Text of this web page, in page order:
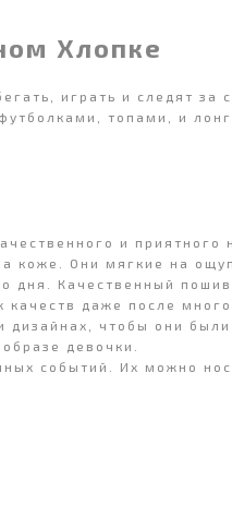
Хлопке
играть и следят за
топами, и
и приятного
коже. Они мягкие на
дня. Качественный
даже после
дизайнах, чтобы они
девочки.
событий. Их можно